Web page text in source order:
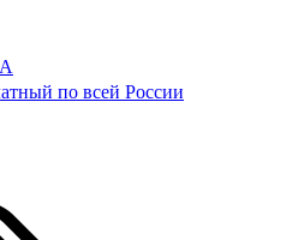
по всей России